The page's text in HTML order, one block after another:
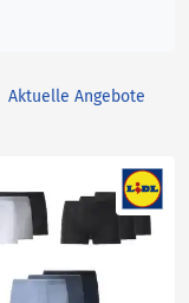
Aktuelle Angebote